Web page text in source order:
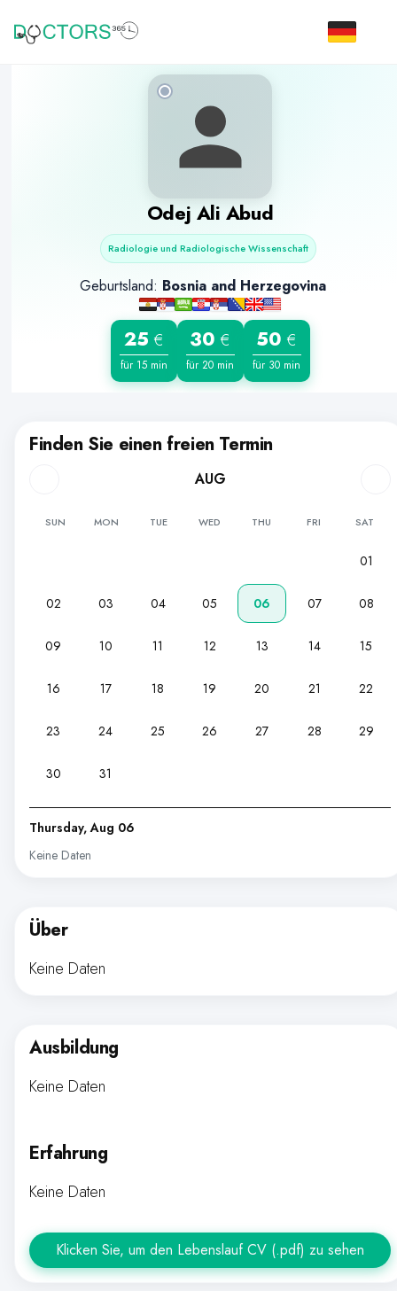
Odej Ali Abud
Radiologie und Radiologische Wissenschaft
Geburtsland: Bosnia and Herzegovina
25 €
für 15 min
30 €
für 20 min
50 €
für 30 min
Finden Sie einen freien Termin
AUG
SUN MON TUE WED THU FRI SAT
01
02 03 04 05 06 07 08
09 10 11 12 13 14 15
16 17 18 19 20 21 22
23 24 25 26 27 28 29
30 31
Thursday, Aug 06
Keine Daten
Über
Keine Daten
Ausbildung
Keine Daten
Erfahrung
Keine Daten
Klicken Sie, um den Lebenslauf CV (.pdf) zu sehen